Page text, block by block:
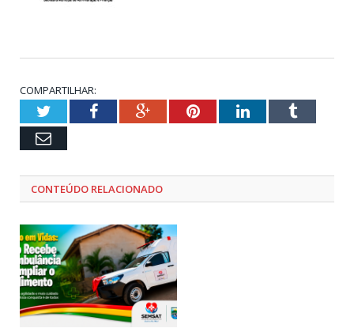
COMPARTILHAR:
TwitterFacebookGoogle+PinterestLinkedInTumblr
Email
CONTEÚDO RELACIONADO